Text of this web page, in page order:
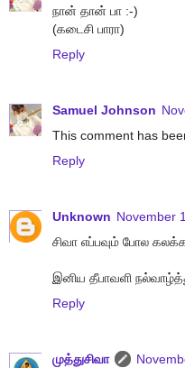
நான் தான் பா :-)
(கடைசி பாரா)
Reply
Samuel Johnson
This comment has
Reply
Unknown November
சிவா எப்பவும் போல
இனிய தீபாவளி
Reply
முத்துசிவா